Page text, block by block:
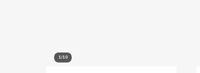
1/10